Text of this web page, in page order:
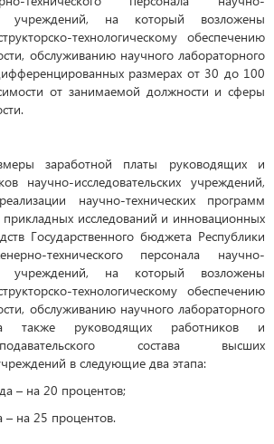
учреждений, на который возложены
технологическому обеспечению
обслуживанию научного лабораторного
размерах от 30 до 100
от занимаемой должности и сферы
заработной платы руководящих и
научно-исследовательских учреждений,
научно-технических программ
исследований и инновационных
Государственного бюджета Республики
технического персонала научно-
учреждений, на который возложены
технологическому обеспечению
обслуживанию научного лабораторного
также руководящих работников и
состава высших
в следующие два этапа:
– на 20 процентов;
– на 25 процентов.